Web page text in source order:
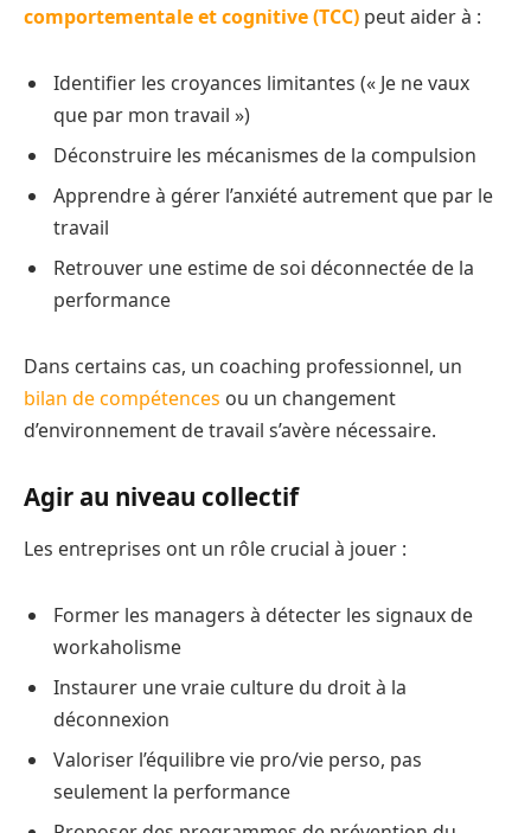
comportementale et cognitive (TCC) peut aider à :
Identifier les croyances limitantes (« Je ne vaux
que par mon travail »)
Déconstruire les mécanismes de la compulsion
Apprendre à gérer l’anxiété autrement que par le
travail
Retrouver une estime de soi déconnectée de la
performance
Dans certains cas, un coaching professionnel, un
bilan de compétences ou un changement
d’environnement de travail s’avère nécessaire.
Agir au niveau collectif
Les entreprises ont un rôle crucial à jouer :
Former les managers à détecter les signaux de
workaholisme
Instaurer une vraie culture du droit à la
déconnexion
Valoriser l’équilibre vie pro/vie perso, pas
seulement la performance